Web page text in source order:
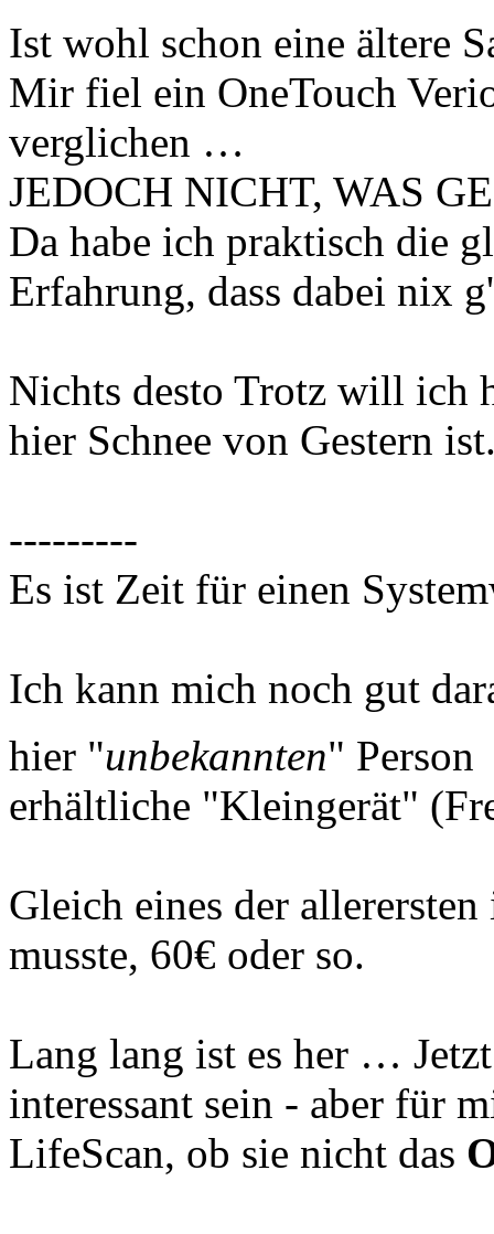
Ist wohl schon eine ältere
Mir fiel ein OneTouch
verglichen …
JEDOCH NICHT, WAS
Da habe ich praktisch die
Erfahrung, dass dabei nix
Nichts desto Trotz will ich
hier Schnee von Gestern
---------
Es ist Zeit für einen
Ich kann mich noch gut
hier "unbekannten"
erhältliche "Kleingerät"
Gleich eines der
musste, 60€ oder so.
Lang lang ist es her …
interessant sein - aber für
LifeScan, ob sie nicht das